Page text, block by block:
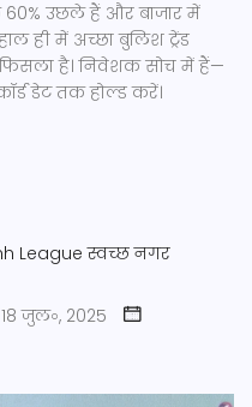
उछले हैं और बाजार में
ही में अच्छा बुलिश ट्रेंड
है। निवेशक सोच में हैं—
डेट तक होल्ड करें।
League स्वच्छ नगर
18 जुल॰, 2025